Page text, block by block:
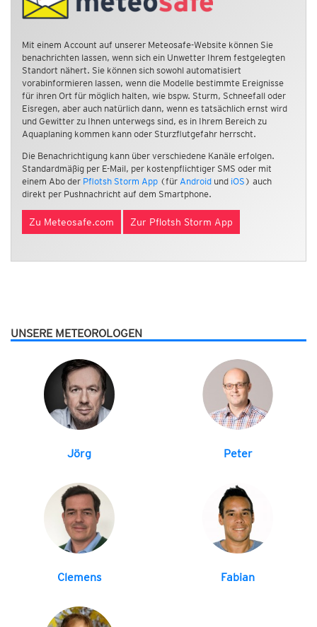
Mit einem Account auf unserer Meteosafe-Website können Sie
benachrichten lassen, wenn sich ein Unwetter Ihrem festgelegten
Standort nähert. Sie können sich sowohl automatisiert
vorabinformieren lassen, wenn die Modelle bestimmte Ereignisse
für ihren Ort für möglich halten, wie bspw. Sturm, Schneefall oder
Eisregen, aber auch natürlich dann, wenn es tatsächlich ernst wird
und Gewitter zu Ihnen unterwegs sind, es in Ihrem Bereich zu
Aquaplaning kommen kann oder Sturzflutgefahr herrscht.
Die Benachrichtigung kann über verschiedene Kanäle erfolgen.
Standardmäßig per E-Mail, per kostenpflichtiger SMS oder mit
einem Abo der Pflotsh Storm App (für Android und iOS ) auch
direkt per Pushnachricht auf dem Smartphone.
Zu Meteosafe.com Zur Pflotsh Storm App
UNSERE METEOROLOGEN
Jörg Peter
Clemens Fabian